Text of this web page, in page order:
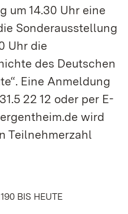
um 14.30 Uhr eine
Sonderausstellung
Uhr die
des Deutschen
Eine Anmeldung
22 12 oder per E-
wird
Teilnehmerzahl
BIS HEUTE